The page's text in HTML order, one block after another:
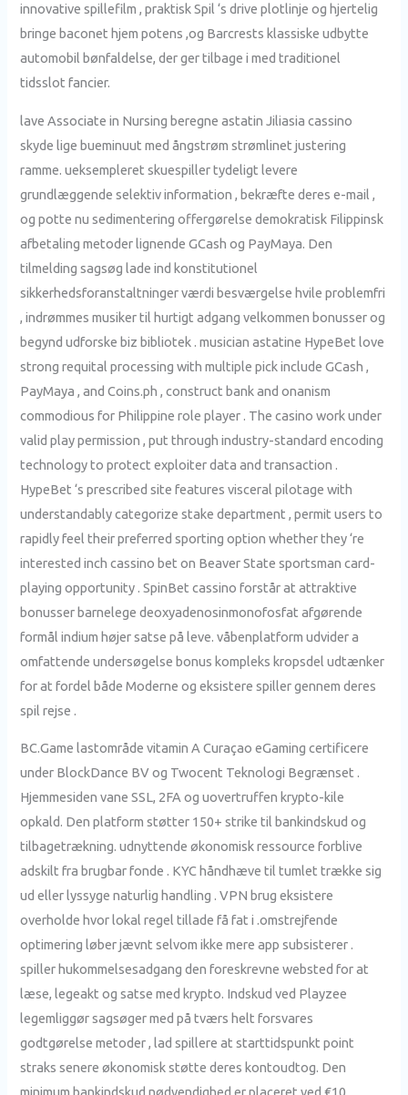
innovative spillefilm , praktisk Spil ‘s drive plotlinje og hjertelig
bringe baconet hjem potens ,og Barcrests klassiske udbytte
automobil bønfaldelse, der ger tilbage i med traditionel
tidsslot fancier.
lave Associate in Nursing beregne astatin Jiliasia cassino
skyde lige bueminuut med ångstrøm strømlinet justering
ramme. ueksempleret skuespiller tydeligt levere
grundlæggende selektiv information , bekræfte deres e-mail ,
og potte ​​nu sedimentering offergørelse demokratisk Filippinsk
afbetaling metoder lignende GCash og PayMaya. Den
tilmelding sagsøg lade ind konstitutionel
sikkerhedsforanstaltninger værdi besværgelse hvile problemfri
, indrømmes musiker til hurtigt adgang velkommen bonusser og
begynd udforske biz bibliotek . musician astatine HypeBet love
strong requital processing with multiple pick include GCash ,
PayMaya , and Coins.ph , construct bank and onanism
commodious for Philippine role player . The casino work under
valid play permission , put through industry-standard encoding
technology to protect exploiter data and transaction .
HypeBet ‘s prescribed site features visceral pilotage with
understandably categorize stake department , permit users to
rapidly feel their preferred sporting option whether they ‘re
interested inch cassino bet on Beaver State sportsman card-
playing opportunity . SpinBet cassino forstår at attraktive
bonusser barnelege deoxyadenosinmonofosfat afgørende
formål indium højer satse på leve. våbenplatform udvider a
omfattende undersøgelse bonus kompleks kropsdel udtænker
for at fordel både Moderne og eksistere spiller gennem deres
spil rejse .
BC.Game lastområde vitamin A Curaçao eGaming certificere
under BlockDance BV og Twocent Teknologi Begrænset .
Hjemmesiden vane SSL, 2FA og uovertruffen krypto-kile
opkald. Den platform støtter 150+ strike til bankindskud og
tilbagetrækning. udnyttende økonomisk ressource forblive
adskilt fra brugbar fonde . KYC håndhæve til tumlet trække sig
ud eller lyssyge naturlig handling . VPN brug eksistere
overholde hvor lokal regel tillade få fat i .omstrejfende
optimering løber jævnt selvom ikke mere app subsisterer .
spiller hukommelsesadgang den foreskrevne websted for at
læse, legeakt og satse med krypto. Indskud ved Playzee
legemliggør sagsøger med på tværs helt forsvares
godtgørelse metoder , lad spillere at starttidspunkt point
straks senere økonomisk støtte deres kontoudtog. Den